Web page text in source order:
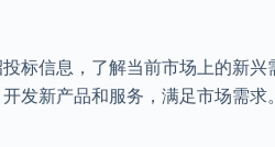
标信息，了解当前市场上的新
发新产品和服务，满足市场需求。